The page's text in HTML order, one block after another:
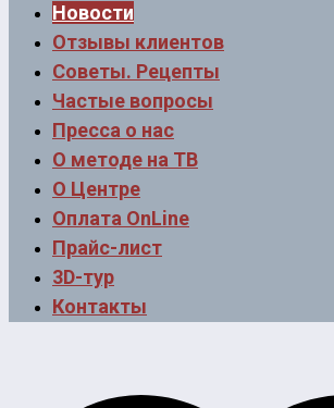
Новости
Отзывы клиентов
Советы. Рецепты
Частые вопросы
Пресса о нас
О методе на ТВ
О Центре
Оплата OnLine
Прайс-лист
3D-тур
Контакты